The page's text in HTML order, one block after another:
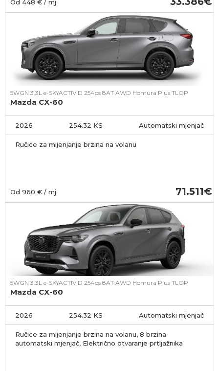
Od 448 € / mj
5WGN 3.3L e-SKYACTIV D 254ps 8AT AWD Homura Plus TLOP
Mazda CX-60
2026 254.32 KS Automatski mjenjač
Ručice za mijenjanje brzina na volanu
Od 960 € / mj 71.511
5WGN 3.3L e-SKYACTIV D 254ps 8AT AWD Homura Plus TLOP
Mazda CX-60
2026 254.32 KS Automatski mjenjač
Ručice za mijenjanje brzina na volanu, 8 brzina
automatski mjenjač, Električno otvaranje prtljažnika